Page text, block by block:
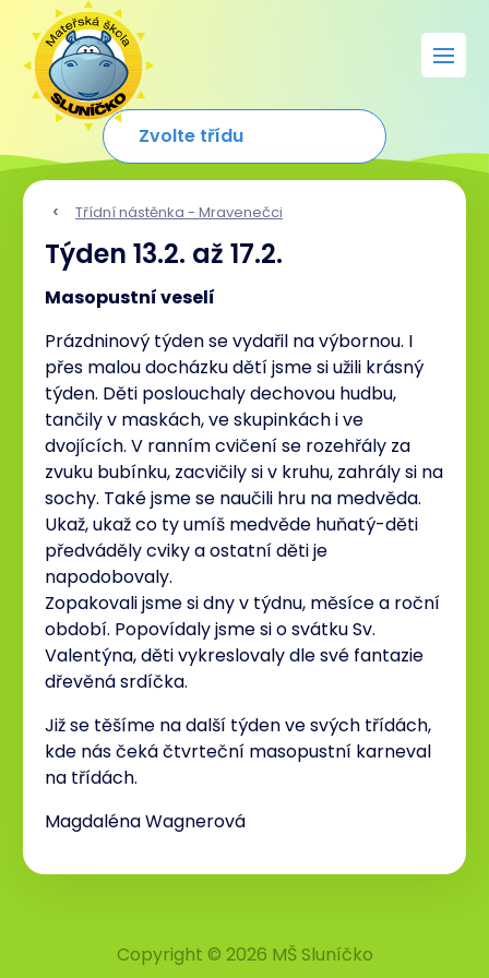
Třídní nástěnka - Mravenečci
Týden 13.2. až 17.2.
Masopustní veselí
Prázdninový týden se vydařil na výbornou. I
přes malou docházku dětí jsme si užili krásný
týden. Děti poslouchaly dechovou hudbu,
tančily v maskách, ve skupinkách i ve
dvojících. V ranním cvičení se rozehřály za
zvuku bubínku, zacvičily si v kruhu, zahrály si na
sochy. Také jsme se naučili hru na medvěda.
Ukaž, ukaž co ty umíš medvěde huňatý-děti
předváděly cviky a ostatní děti je
napodobovaly.
Zopakovali jsme si dny v týdnu, měsíce a roční
období. Popovídaly jsme si o svátku Sv.
Valentýna, děti vykreslovaly dle své fantazie
dřevěná srdíčka.
Již se těšíme na další týden ve svých třídách,
kde nás čeká čtvrteční masopustní karneval
na třídách.
Magdaléna Wagnerová
Copyright © 2026 MŠ Sluníčko